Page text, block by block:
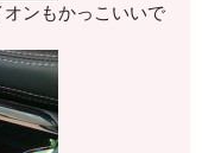
ンもかっこいいで